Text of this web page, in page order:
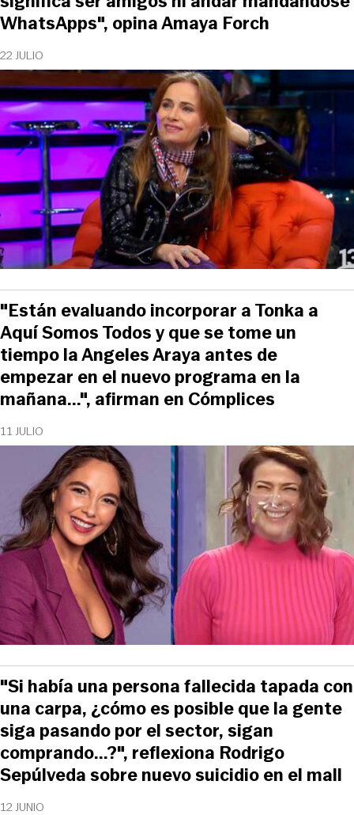
22 JULIO
WhatsApps", opina Amaya Forch
11 JULIO
"Están evaluando incorporar a Tonka a
Aquí Somos Todos y que se tome un
tiempo la Angeles Araya antes de
empezar en el nuevo programa en la
mañana...", afirman en Cómplices
12 JUNIO
"Si había una persona fallecida tapada con
una carpa, ¿cómo es posible que la gente
siga pasando por el sector, sigan
comprando...?", reflexiona Rodrigo
Sepúlveda sobre nuevo suicidio en el mall